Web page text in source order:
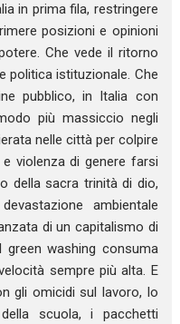
in prima fila, restringere
posizioni e opinioni
Che vede il ritorno
politica istituzionale. Che
pubblico, in Italia con
più massiccio negli
nelle città per colpire
violenza di genere farsi
della sacra trinità di dio,
ambientale
di un capitalismo di
washing consuma
sempre più alta. E
gli omicidi sul lavoro, lo
scuola, i pacchetti